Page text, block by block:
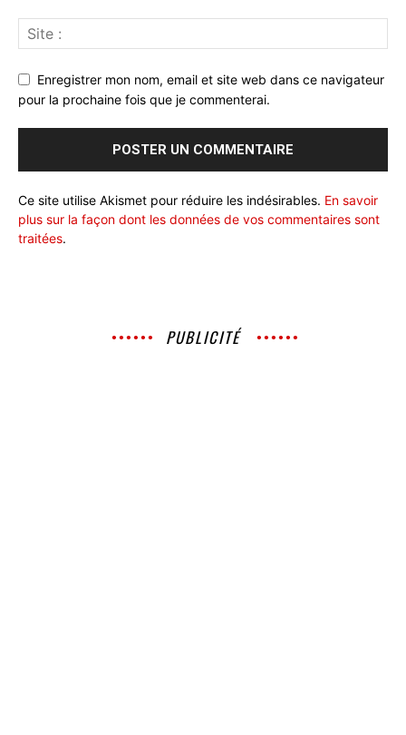
Enregistrer mon nom, email et site web dans ce navigateur
pour la prochaine fois que je commenterai.
Ce site utilise Akismet pour réduire les indésirables. En savoir
plus sur la façon dont les données de vos commentaires sont
traitées.
PUBLICITÉ